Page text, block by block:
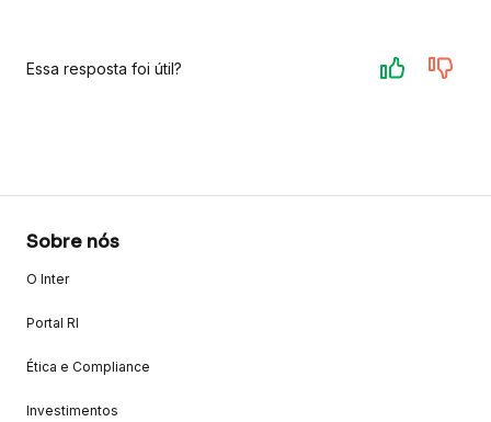
Essa resposta foi útil?
Sobre nós
O Inter
Portal RI
Ética e Compliance
Investimentos